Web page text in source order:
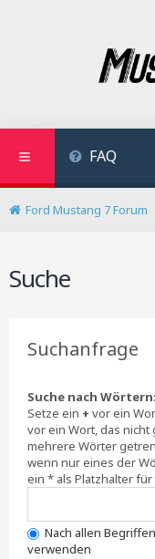
FAQ
Ford Mustang 7 Forum
Suche
Suchanfrage
Suche nach Wörtern:
Setze ein + vor ein
vor ein Wort, das
mehrere Wörter
wenn nur eines der
ein * als Platzhalter
Nach allen
verwenden